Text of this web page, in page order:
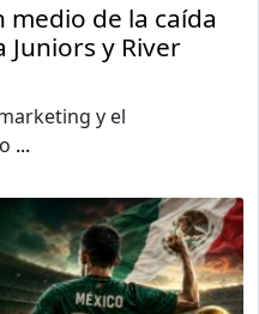
medio de la caída
Juniors y River
y el
...